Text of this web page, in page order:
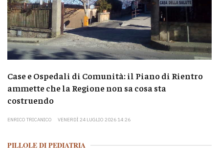
Case e Ospedali di Comunità: il Piano di Rientro
ammette che la Regione non sa cosa sta
costruendo
ENRICO TRICANICO VENERDÌ 24 LUGLIO 2026 14:26
PILLOLE DI PEDIATRIA